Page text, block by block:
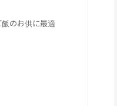
のお供に最適